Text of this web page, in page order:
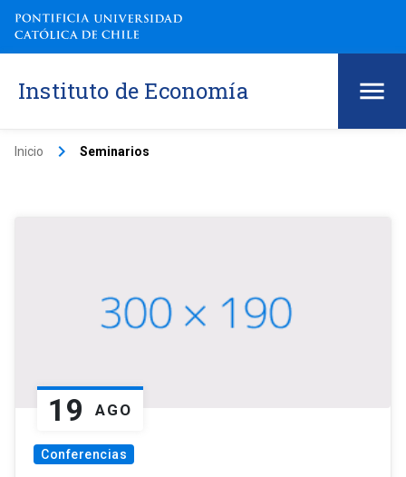
Instituto de Economía
Inicio keyboard_arrow_right Seminarios
19 AGO
Conferencias